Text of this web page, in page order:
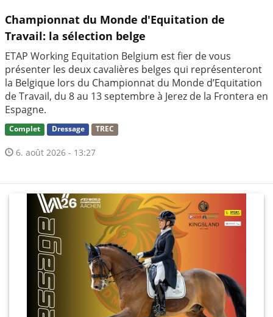
Championnat du Monde d'Equitation de
Travail: la sélection belge
ETAP Working Equitation Belgium est fier de vous
présenter les deux cavalières belges qui représenteront
la Belgique lors du Championnat du Monde d’Equitation
de Travail, du 8 au 13 septembre à Jerez de la Frontera en
Espagne.
Complet Dressage TREC
6. août 2026 - 13:27